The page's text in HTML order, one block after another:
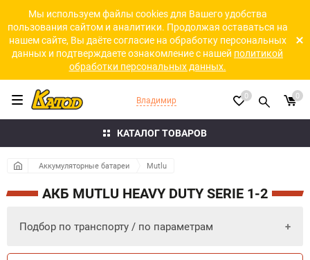
Мы используем файлы cookies для Вашего удобства
пользования сайтом и аналитики. Продолжая оставаться на
нашем сайте, Вы даёте согласие на обработку персональных
данных и подтверждаете ознакомление с нашей политикой
обработки персональных данных.
КАТАЛОГ ТОВАРОВ
Владимир 0 0
Аккумуляторные батареи Mutlu
АКБ MUTLU HEAVY DUTY SERIE 1-2
Подбор по транспорту / по параметрам